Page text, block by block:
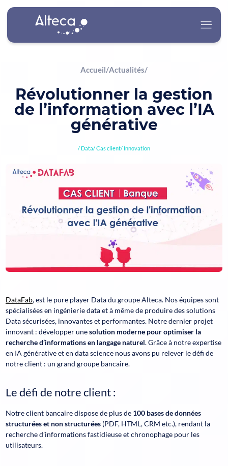
Nos Services
Nos Secteurs d’Activité
Contact
Accueil/Actualités/
Révolutionner la gestion
de l’information avec l’IA
générative
Data Cas client Innovation
DataFab, est le pure player Data du groupe Alteca. Nos équipes sont
spécialisées en ingénierie data et à même de produire des solutions
Data sécurisées, innovantes et performantes. Notre dernier projet
innovant : développer unesolution moderne pour optimiser la
recherche d’informations en langage naturel. Grâce à notre expertise
en IA générative et en data science nous avons pu relever le défi de
notre client : un grand groupe bancaire.
Le défi de notre client:
Notre client bancaire dispose de plus de 100 bases de données
structurées et non structurées (PDF, HTML, CRM etc.), rendant la
recherche d’informations fastidieuse et chronophage pour les
utilisateurs.